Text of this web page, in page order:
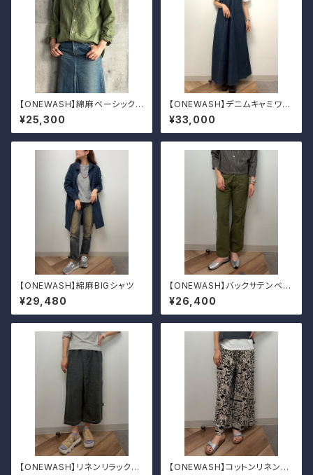
【ONEWASH】綿麻ベーシックシ
ャツ
¥25,300
【ONEWASH】デニムキャミワン
ピ
¥33,000
【ONEWASH】綿麻BIGシャツ
¥29,480
【ONEWASH】バックサテンベイ
カーパンツ
¥26,400
【ONEWASH】リネンリラックス
【ONEWASH】コットンリネンキ